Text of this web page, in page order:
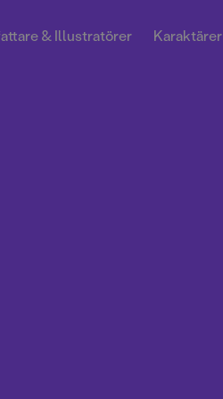
& Illustratörer Karaktärer